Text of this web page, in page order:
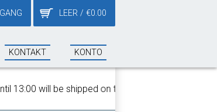
LEER / €0.00
KONTAKT KONTO
will be shipped on the same day!